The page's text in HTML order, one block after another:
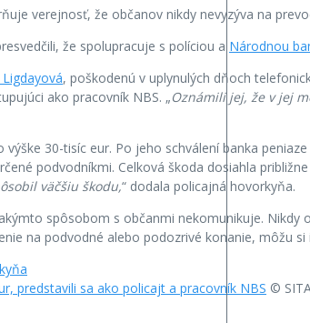
verejnosť, že občanov nikdy nevyzýva na
že spolupracuje s políciou a Národnou
Ligdayová, poškodenú v uplynulých dňoch
ako pracovník NBS. „Oznámili jej, že v jej
30-tisíc eur. Po jeho schválení banka
podvodníkmi. Celková škoda dosiahla približne
väčšiu škodu,“ dodala policajná hovorkyňa.
spôsobom s občanmi nekomunikuje. Nikdy
na podvodné alebo podozrivé konanie, môžu
predstavili sa ako policajt a pracovník NBS ©